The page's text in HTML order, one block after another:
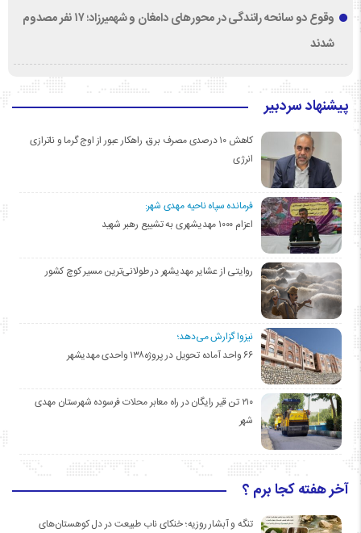
وقوع دو سانحه رانندگی در محورهای دامغان و شهمیرزاد؛ ۱۷ نفر مصدوم
شدند
پیشنهاد سردبیر
کاهش ۱۰ درصدی مصرف برق، راهکار عبور از اوج گرما و ناترازی
انرژی
فرمانده سپاه ناحیه مهدی شهر:
اعزام ۱۰۰۰ مهدیشهری به تشییع رهبر شهید
روایتی از عشایر مهدیشهر در طولانی‌ترین مسیر کوچ کشور
نیزوا گزارش می‌دهد؛
۶۶ واحد آماده تحویل در پروژه۱۳۸ واحدی مهدیشهر
۲۱۰ تن قیر رایگان در راه معابر محلات فرسوده شهرستان مهدی
شهر
آخر هفته کجا برم ؟
تنگه و آبشار روزیه؛ خنکای ناب طبیعت در دل کوهستان‌های